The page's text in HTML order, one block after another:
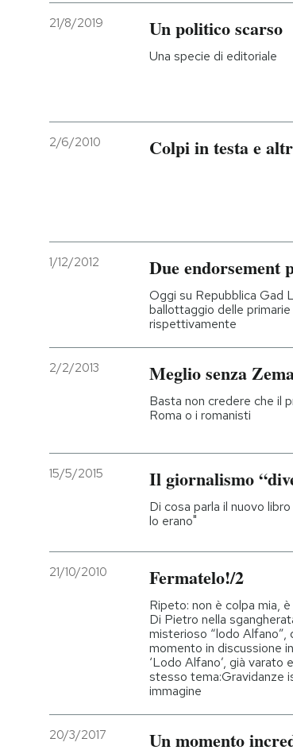
21/8/2019 Un politico scarso
Una specie di editoriale
2/6/2010 Colpi in testa e
1/12/2012 Due endorsement
Oggi su Repubblica Gad
ballottaggio delle
rispettivamente
2/2/2013 Meglio senza
Basta non credere che il
Roma o i romanisti
15/5/2015 Il giornalismo
Di cosa parla il nuovo
lo erano"
21/10/2010 Fermatelo!/2
Ripeto: non è colpa mia,
Di Pietro nella
misterioso “lodo
momento in discussione
‘Lodo Alfano’, già
stesso tema:Gravidanze
immagine
20/3/2017 Un momento